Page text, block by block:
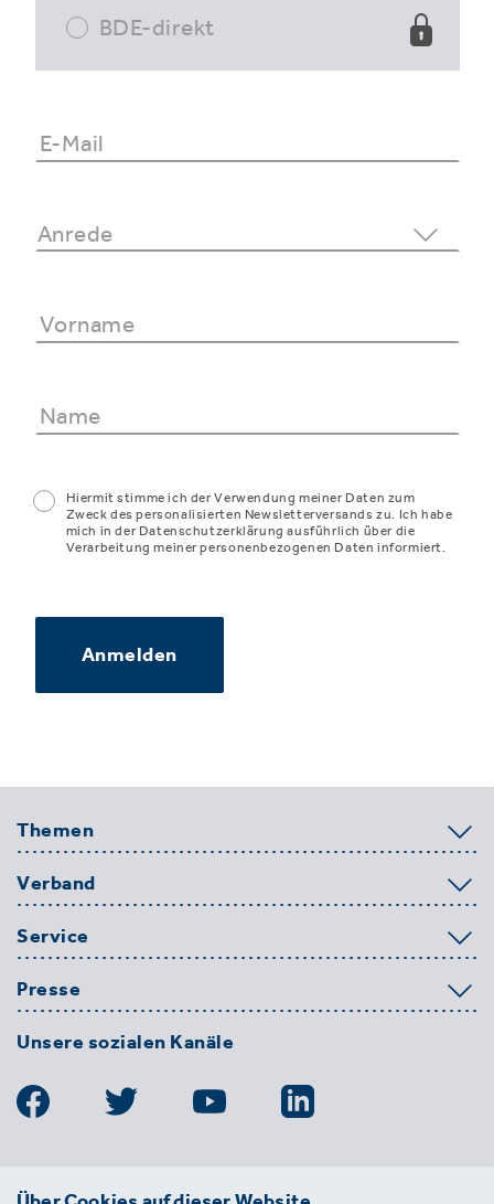
BDE-direkt
Hiermit stimme ich der Verwendung meiner Daten zum
Zweck des personalisierten Newsletterversands zu. Ich habe
mich in der Datenschutzerklärung ausführlich über die
Verarbeitung meiner personenbezogenen Daten informiert.
Anmelden
Themen
Verband
Service
Presse
Unsere sozialen Kanäle
BDE